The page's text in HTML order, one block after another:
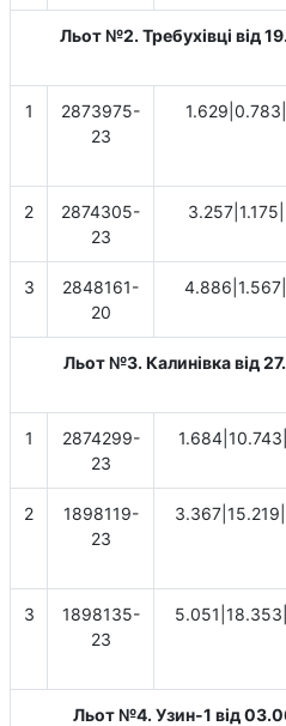
Льот №2. Требухівці від
1
2873975-
23
2
2874305-
23
3
2848161-
20
Льот №3. Калинівка від
1
2874299-
23
2
1898119-
23
3
1898135-
23
Льот №4. Узин-1 від